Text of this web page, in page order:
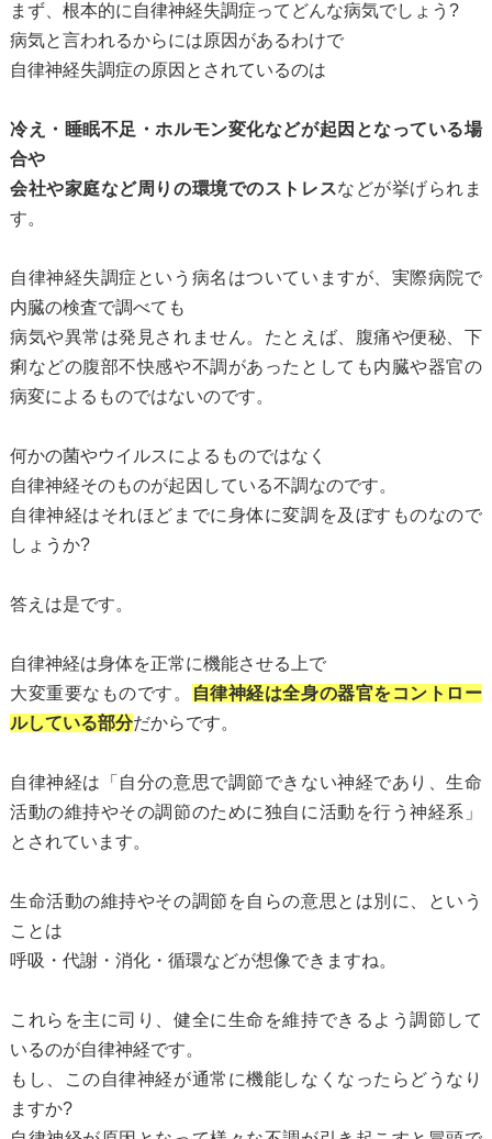
まず、根本的に自律神経失調症ってどんな病気でしょう?
病気と言われるからには原因があるわけで
自律神経失調症の原因とされているのは
冷え・睡眠不足・ホルモン変化などが起因となっている場
合や
会社や家庭など周りの環境でのストレスなどが挙げられま
す。
自律神経失調症という病名はついていますが、実際病院で
内臓の検査で調べても
病気や異常は発見されません。たとえば、腹痛や便秘、下
痢などの腹部不快感や不調があったとしても内臓や器官の
病変によるものではないのです。
何かの菌やウイルスによるものではなく
自律神経そのものが起因している不調なのです。
自律神経はそれほどまでに身体に変調を及ぼすものなので
しょうか?
答えは是です。
自律神経は身体を正常に機能させる上で
大変重要なものです。
自律神経は全身の器官をコントロー
ルしている部分だからです。
自律神経は「自分の意思で調節できない神経であり、生命
活動の維持やその調節のために独自に活動を行う神経系」
とされています。
生命活動の維持やその調節を自らの意思とは別に、という
ことは
呼吸・代謝・消化・循環などが想像できますね。
これらを主に司り、健全に生命を維持できるよう調節して
いるのが自律神経です。
もし、この自律神経が通常に機能しなくなったらどうなり
ますか?